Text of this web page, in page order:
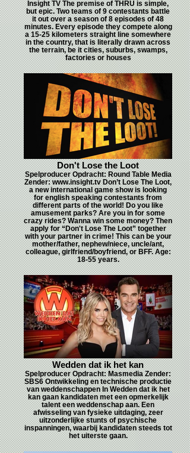
Insight TV The premise of THRU is simple,
but epic. Two teams of 9 contestants battle
it out over a season of 8 episodes of 48
minutes. Every episode they compete along
a 15-25 kilometers straight line somewhere
in the country, that is literally drawn across
the terrain, be it cities, suburbs, swamps,
factories or houses
Don't Lose the Loot
Spelproducer Opdracht: Round Table Media
Zender: www.insight.tv Don’t Lose The Loot,
a new international game show is looking
for english speaking contestants from
different parts of the world! Do you like
amusement parks? Are you in for some
crazy rides? Wanna win some money? Then
apply for “Don't Lose The Loot” together
with your partner in crime! This can be your
mother/father, nephew/niece, uncle/ant,
colleague, girlfriend/boyfriend, or BFF. Age:
18-55 years.
Wedden dat ik het kan
Spelproducer Opdracht: Masmedia Zender:
SBS6 Ontwikkeling en technische productie
van weddenschappen In Wedden dat ik het
kan gaan kandidaten met een opmerkelijk
talent een weddenschap aan. Een
afwisseling van fysieke uitdaging, zeer
uitzonderlijke stunts of psychische
inspanningen, waarbij kandidaten steeds tot
het uiterste gaan.